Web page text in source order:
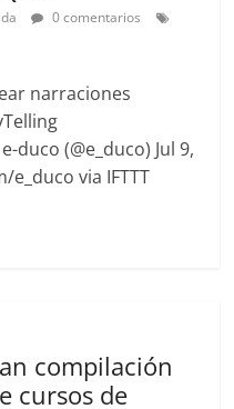
0 comentarios
narraciones
duco (@e_duco) Jul 9,
via IFTTT
compilación
cursos de